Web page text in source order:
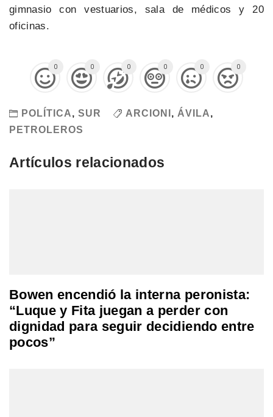
gimnasio con vestuarios, sala de médicos y 20
oficinas.
0 0 0 0 0 0
POLÍTICA, SUR ARCIONI , ÁVILA,
PETROLEROS
Artículos relacionados
Bowen encendió la interna peronista:
“Luque y Fita juegan a perder con
dignidad para seguir decidiendo entre
pocos”